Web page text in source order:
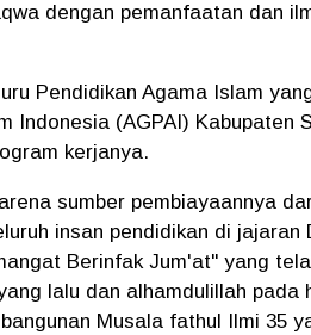
dengan pemanfaatan dan
Pendidikan Agama Islam
Indonesia (AGPAI) Kabupaten
kerjanya.
sumber pembiayaannya
insan pendidikan di jajaran
Berinfak Jum'at" yang
lalu dan alhamdulillah pada
Musala fathul Ilmi 35